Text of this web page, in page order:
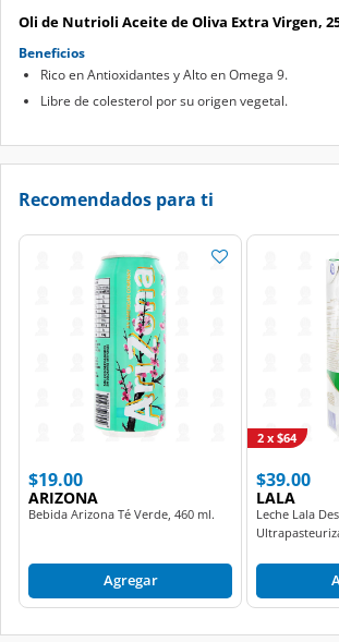
Oli de Nutrioli Aceite de Oliva Extra Virgen,
Beneficios
Rico en Antioxidantes y Alto en Omega 9.
Libre de colesterol por su origen vegetal.
Recomendados para ti
$19.00
ARIZONA
Bebida Arizona Té Verde, 460 ml.
Agregar
$39.00
LALA
Leche Lala
2 x $64